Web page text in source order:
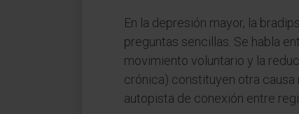
En la depresión mayor, la
preguntas sencillas. Se habla
movimiento voluntario y la
crónica) constituyen otra
autopista de conexión entre